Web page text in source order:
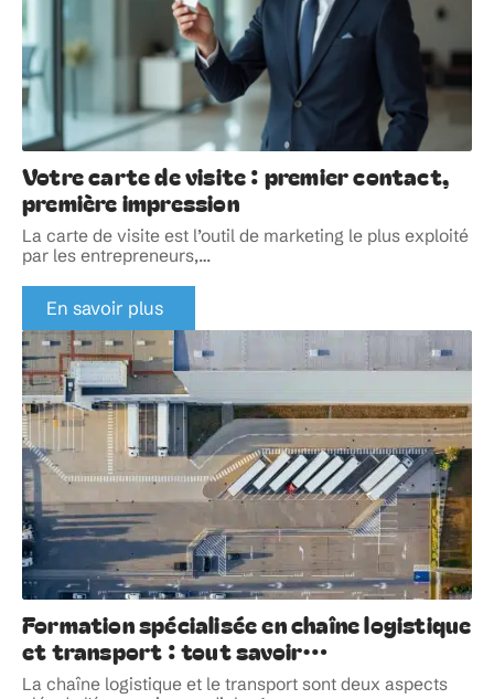
Votre carte de visite : premier contact,
première impression
La carte de visite est l’outil de marketing le plus exploité
par les entrepreneurs,…
En savoir plus
Formation spécialisée en chaîne logistique
et transport : tout savoir…
La chaîne logistique et le transport sont deux aspects